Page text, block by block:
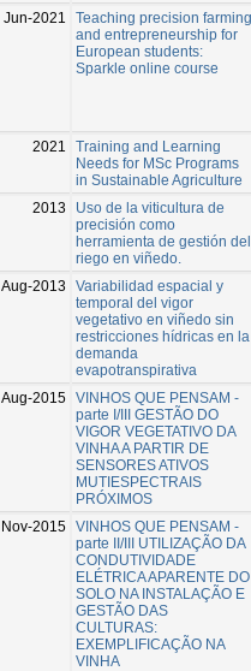
Jun-2021
Teaching precision farming
and entrepreneurship for
European students:
Sparkle online course
2021
Training and Learning
Needs for MSc Programs
in Sustainable Agriculture
2013
Uso de la viticultura de
precisión como
herramienta de gestión del
riego en viñedo.
Aug-2013
Variabilidad espacial y
temporal del vigor
vegetativo en viñedo sin
restricciones hídricas en la
demanda
evapotranspirativa
Aug-2015 VINHOS QUE PENSAM -
parte I/III GESTÃO DO
VIGOR VEGETATIVO DA
VINHA A PARTIR DE
SENSORES ATIVOS
MUTIESPECTRAIS
PRÓXIMOS
Nov-2015 VINHOS QUE PENSAM -
parte II/III UTILIZAÇÃO DA
CONDUTIVIDADE
ELÉTRICA APARENTE DO
SOLO NA INSTALAÇÃO E
GESTÃO DAS
CULTURAS:
EXEMPLIFICAÇÃO NA
VINHA